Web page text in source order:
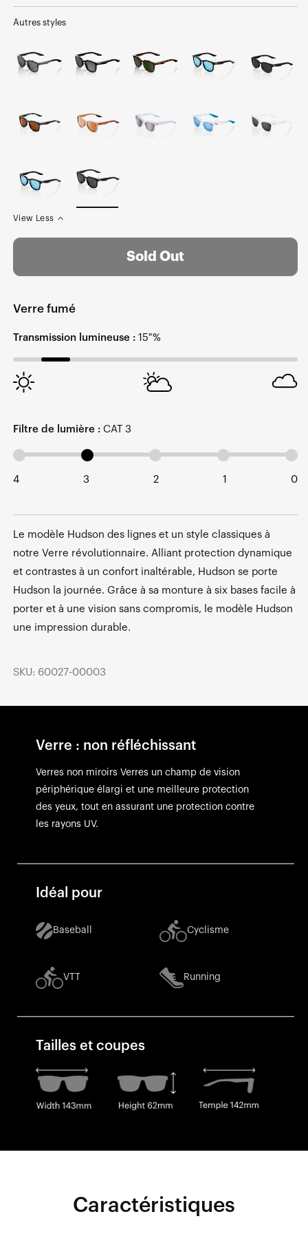
Autres styles
View Less
Sold Out
Verre fumé
Transmission lumineuse : 15 %
Filtre de lumière : CAT 3
4 3 2 1 0
Le modèle Hudson des lignes et un style classiques à
notre Verre révolutionnaire. Alliant protection dynamique
et contrastes à un confort inaltérable, Hudson se porte
Hudson la journée. Grâce à sa monture à six bases facile à
porter et à une vision sans compromis, le modèle Hudson
une impression durable.
SKU: 60027-00003
Verre : non réfléchissant
Verres non miroirs Verres un champ de vision
périphérique élargi et une meilleure protection
des yeux, tout en assurant une protection contre
les rayons UV.
Idéal pour
Baseball Cyclisme
VTT Running
Tailles et coupes
Caractéristiques